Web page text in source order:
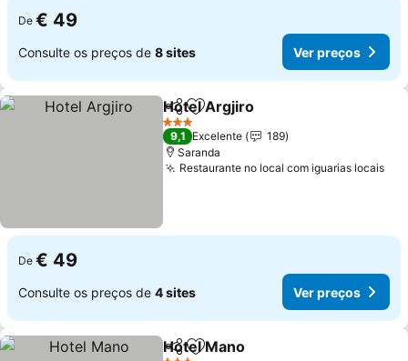
De € 49
Consulte os preços de 8 sites Ver preços
PartilharAdicionar aos favoritos
Hotel Argjiro
3 Estrelas
9,1 Excelente
189
Saranda
Restaurante no local com iguarias locais
De € 49
Consulte os preços de 4 sites Ver preços
PartilharAdicionar aos favoritos
Hotel Mano